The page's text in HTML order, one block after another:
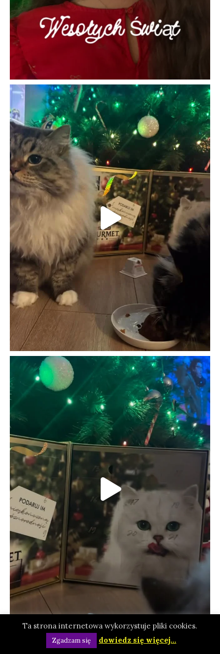
Ta strona internetowa wykorzystuje pliki cookies.
Zgadzam się dowiedz się więcej...